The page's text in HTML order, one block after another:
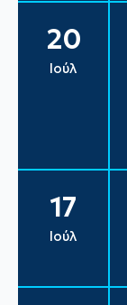
20
Ιούλ
17
Ιούλ